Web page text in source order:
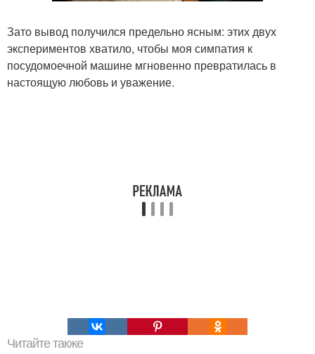
Зато вывод получился предельно ясным: этих двух
экспериментов хватило, чтобы моя симпатия к
посудомоечной машине мгновенно превратилась в
настоящую любовь и уважение.
Читайте также